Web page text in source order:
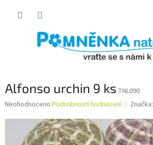
Alfonso urchin 9 ks TNL090
Průměrné
Neohodnoceno Podrobnosti hodnocení Značka: